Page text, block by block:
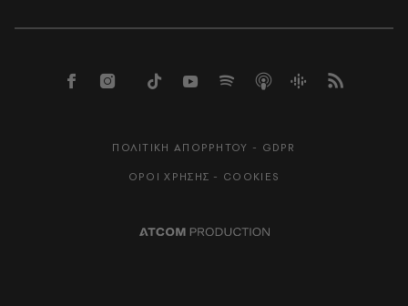
ΠΟΛΙΤΙΚΗ ΑΠΟΡΡΗΤΟΥ - GDPR
ΟΡΟΙ ΧΡΗΣΗΣ - COOKIES